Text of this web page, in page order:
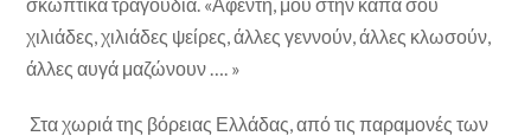
σκωπτικά τραγούδια. «Αφέντη, μου στην κάπα σου
χιλιάδες, χιλιάδες ψείρες, άλλες γεννούν, άλλες κλωσούν,
άλλες αυγά μαζώνουν …. »
Στα χωριά της βόρειας Ελλάδας, από τις παραμονές των